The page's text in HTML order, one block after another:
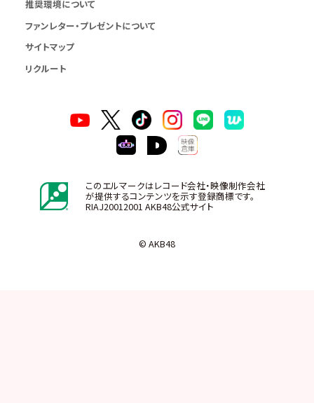
推奨環境について
ファンレター・プレゼントについて
サイトマップ
リクルート
このエルマークはレコード会社・映像制作会社
が提供するコンテンツを示す登録商標です。
RIAJ20012001 AKB48公式サイト
© AKB48